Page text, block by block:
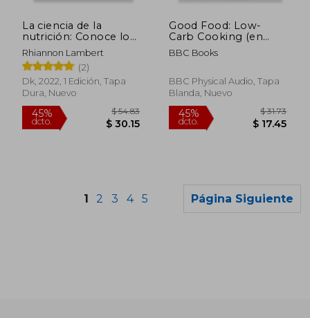
La ciencia de la
nutrición: Conoce los
falsos mitos de las
dietas y aprende a
comer bien para
tener una vida
Rhiannon Lambert
(2)
Dk, 2022, 1 Edición, Tapa
Dura, Nuevo
Good Food: Low-
Carb Cooking (en
Inglés)
BBC Books
BBC Physical Audio, Tapa
Blanda, Nuevo
1 2 3 4 5 Página Siguiente